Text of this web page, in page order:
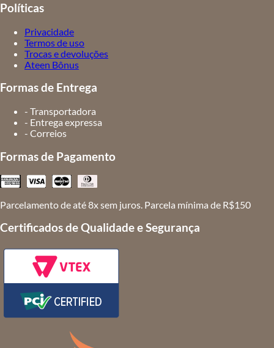
Políticas
Privacidade
Termos de uso
Trocas e devoluções
Ateen Bônus
Formas de Entrega
- Transportadora
- Entrega expressa
- Correios
Formas de Pagamento
Parcelamento de até 8x sem juros. Parcela mínima de R$150
Certificados de Qualidade e Segurança